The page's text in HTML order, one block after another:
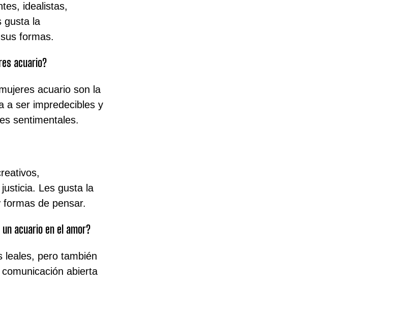
idealistas,
gusta la
formas.
acuario?
acuario son la
a ser impredecibles y
sentimentales.
Les gusta la
de pensar.
acuario en el amor?
leales, pero también
abierta